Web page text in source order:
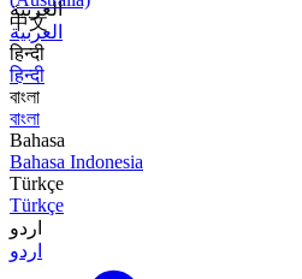
العربية
العربية
हिन्दी
हिन्दी
বাংলা
বাংলা
Bahasa
Bahasa Indonesia
Türkçe
Türkçe
اردو
اردو
中文